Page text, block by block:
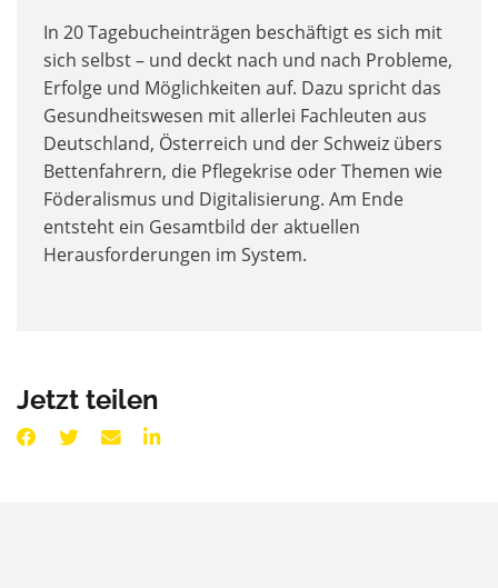
In 20 Tagebucheinträgen beschäftigt es sich mit
sich selbst – und deckt nach und nach Probleme,
Erfolge und Möglichkeiten auf. Dazu spricht das
Gesundheitswesen mit allerlei Fachleuten aus
Deutschland, Österreich und der Schweiz übers
Bettenfahrern, die Pflegekrise oder Themen wie
Föderalismus und Digitalisierung. Am Ende
entsteht ein Gesamtbild der aktuellen
Herausforderungen im System.
Jetzt teilen